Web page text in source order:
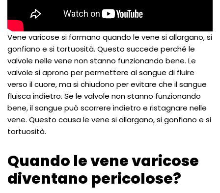
Vene varicose si formano quando le vene si allargano, si
gonfiano e si tortuosità. Questo succede perché le
valvole nelle vene non stanno funzionando bene. Le
valvole si aprono per permettere al sangue di fluire
verso il cuore, ma si chiudono per evitare che il sangue
fluisca indietro. Se le valvole non stanno funzionando
bene, il sangue può scorrere indietro e ristagnare nelle
vene. Questo causa le vene si allargano, si gonfiano e si
tortuosità.
Quando le vene varicose
diventano pericolose?